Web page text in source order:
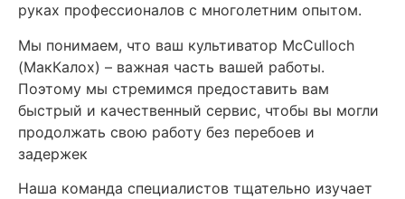
руках профессионалов с многолетним опытом.
Мы понимаем, что ваш культиватор MсCulloch
(МакКалох) – важная часть вашей работы.
Поэтому мы стремимся предоставить вам
быстрый и качественный сервис, чтобы вы могли
продолжать свою работу без перебоев и
задержек
Наша команда специалистов тщательно изучает